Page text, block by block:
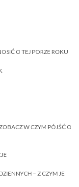
O TEJ PORZE ROKU
W CZYM PÓJŚĆ O
– Z CZYM JE